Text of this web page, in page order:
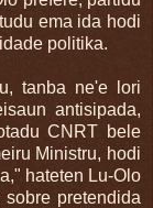
ema ida hodi
politika.
tanba ne'e lori
antisipada,
CNRT bele
Ministru, hodi
hateten Lu-Olo
pretendida